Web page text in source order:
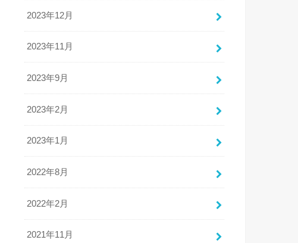
2023年12月
2023年11月
2023年9月
2023年2月
2023年1月
2022年8月
2022年2月
2021年11月